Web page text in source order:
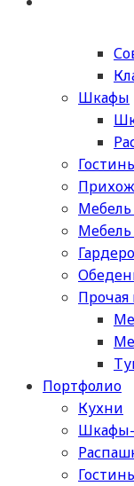
Шкафы
Прочая
Портфолио
Кухни